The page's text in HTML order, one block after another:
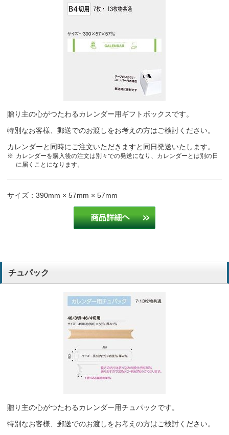
贈り主の心がつたわるカレンダー用ギフトボックスです。
特別なお客様、郵送でのお渡しをお考えの方はご検討ください。
カレンダーと同時にご注文いただきますと同日発送いたします。
カレンダーを購入後の注文は別々での発送になり、カレンダーとは別の日
に届くことになります。
サイズ：390mm × 57mm × 57mm
チュパック
贈り主の心がつたわるカレンダー用チュパックです。
特別なお客様、郵送でのお渡しをお考えの方はご検討ください。